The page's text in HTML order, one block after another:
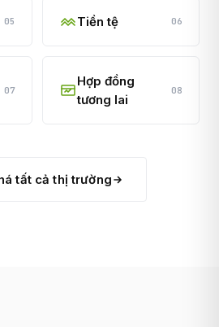
05 Tiền tệ 06
07
Hợp đồng
tương lai
08
tất cả thị trường